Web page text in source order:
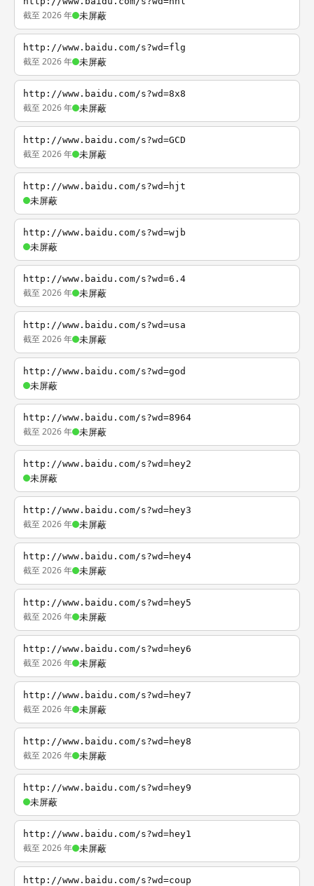
截至 2026 年 未屏蔽
http://www.baidu.com/s?wd=flg
截至 2026 年 未屏蔽
http://www.baidu.com/s?wd=8x8
截至 2026 年 未屏蔽
http://www.baidu.com/s?wd=GCD
截至 2026 年 未屏蔽
http://www.baidu.com/s?wd=hjt
未屏蔽
http://www.baidu.com/s?wd=wjb
未屏蔽
http://www.baidu.com/s?wd=6.4
截至 2026 年 未屏蔽
http://www.baidu.com/s?wd=usa
截至 2026 年 未屏蔽
http://www.baidu.com/s?wd=god
未屏蔽
http://www.baidu.com/s?wd=8964
截至 2026 年 未屏蔽
http://www.baidu.com/s?wd=hey2
未屏蔽
http://www.baidu.com/s?wd=hey3
截至 2026 年 未屏蔽
http://www.baidu.com/s?wd=hey4
截至 2026 年 未屏蔽
http://www.baidu.com/s?wd=hey5
截至 2026 年 未屏蔽
http://www.baidu.com/s?wd=hey6
截至 2026 年 未屏蔽
http://www.baidu.com/s?wd=hey7
截至 2026 年 未屏蔽
http://www.baidu.com/s?wd=hey8
截至 2026 年 未屏蔽
http://www.baidu.com/s?wd=hey9
未屏蔽
http://www.baidu.com/s?wd=hey1
截至 2026 年 未屏蔽
http://www.baidu.com/s?wd=coup